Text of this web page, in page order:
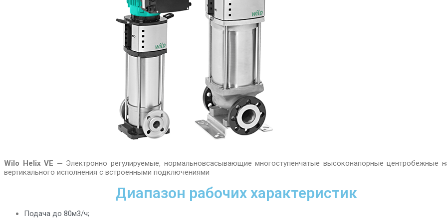
Wilo Helix VE — Электронно регулируемые, нормальновсасывающие многоступенчатые высоконапорные центробежные
вертикального исполнения с встроенными подключениями
Диапазон рабочих характеристик
Подача до 80м3/ч;